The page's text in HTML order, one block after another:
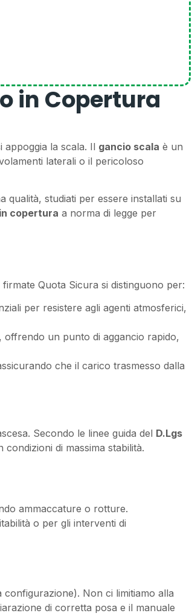
in Copertura
la scala. Il gancio scala è un
laterali o il pericoloso
qualità, studiati per essere installati su
copertura a norma di legge per
Quota Sicura si distinguono per:
per resistere agli agenti atmosferici,
offrendo un punto di aggancio rapido,
che il carico trasmesso dalla
Secondo le linee guida del D.Lgs
di massima stabilità.
ammaccature o rotture.
o per gli interventi di
configurazione). Non ci limitiamo alla
di corretta posa e il manuale